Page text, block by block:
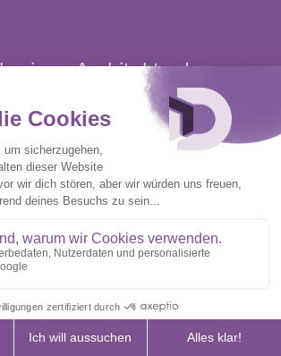
Architekt oder
alle relevanten Unterlagen und
zur Verfügung.
ANZEIGEN